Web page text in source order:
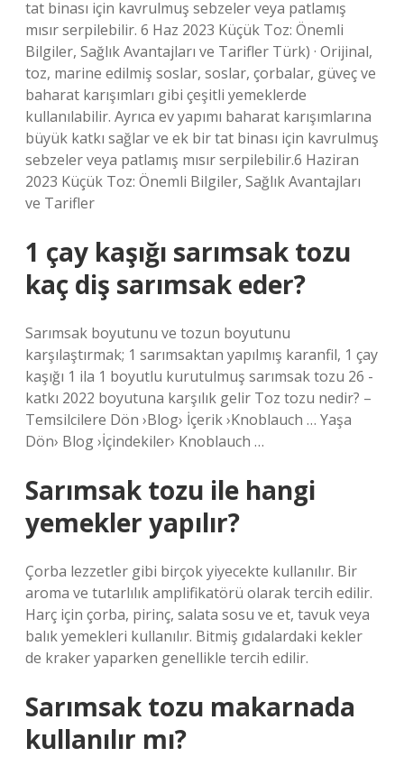
tat binası için kavrulmuş sebzeler veya patlamış
mısır serpilebilir. 6 Haz 2023 Küçük Toz: Önemli
Bilgiler, Sağlık Avantajları ve Tarifler Türk) · Orijinal,
toz, marine edilmiş soslar, soslar, çorbalar, güveç ve
baharat karışımları gibi çeşitli yemeklerde
kullanılabilir. Ayrıca ev yapımı baharat karışımlarına
büyük katkı sağlar ve ek bir tat binası için kavrulmuş
sebzeler veya patlamış mısır serpilebilir.6 Haziran
2023 Küçük Toz: Önemli Bilgiler, Sağlık Avantajları
ve Tarifler
1 çay kaşığı sarımsak tozu
kaç diş sarımsak eder?
Sarımsak boyutunu ve tozun boyutunu
karşılaştırmak; 1 sarımsaktan yapılmış karanfil, 1 çay
kaşığı 1 ila 1 boyutlu kurutulmuş sarımsak tozu 26 -
katkı 2022 boyutuna karşılık gelir Toz tozu nedir? –
Temsilcilere Dön ›Blog› İçerik ›Knoblauch … Yaşa
Dön› Blog ›İçindekiler› Knoblauch …
Sarımsak tozu ile hangi
yemekler yapılır?
Çorba lezzetler gibi birçok yiyecekte kullanılır. Bir
aroma ve tutarlılık amplifikatörü olarak tercih edilir.
Harç için çorba, pirinç, salata sosu ve et, tavuk veya
balık yemekleri kullanılır. Bitmiş gıdalardaki kekler
de kraker yaparken genellikle tercih edilir.
Sarımsak tozu makarnada
kullanılır mı?